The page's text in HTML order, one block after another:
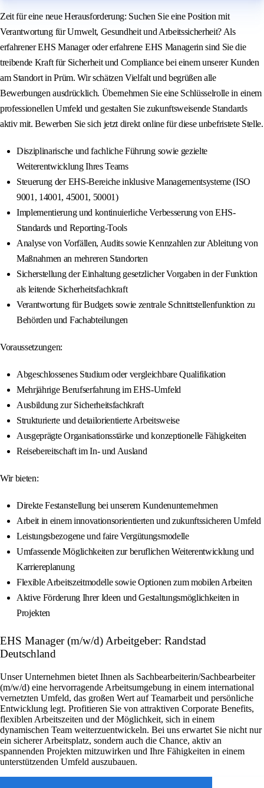
Zeit für eine neue Herausforderung: Suchen Sie eine Position mit
Verantwortung für Umwelt, Gesundheit und Arbeitssicherheit? Als
erfahrener EHS Manager oder erfahrene EHS Managerin sind Sie die
treibende Kraft für Sicherheit und Compliance bei einem unserer Kunden
am Standort in Prüm. Wir schätzen Vielfalt und begrüßen alle
Bewerbungen ausdrücklich. Übernehmen Sie eine Schlüsselrolle in einem
professionellen Umfeld und gestalten Sie zukunftsweisende Standards
aktiv mit. Bewerben Sie sich jetzt direkt online für diese unbefristete Stelle.
Disziplinarische und fachliche Führung sowie gezielte
Weiterentwicklung Ihres Teams
Steuerung der EHS-Bereiche inklusive Managementsysteme (ISO
9001, 14001, 45001, 50001)
Implementierung und kontinuierliche Verbesserung von EHS-
Standards und Reporting-Tools
Analyse von Vorfällen, Audits sowie Kennzahlen zur Ableitung von
Maßnahmen an mehreren Standorten
Sicherstellung der Einhaltung gesetzlicher Vorgaben in der Funktion
als leitende Sicherheitsfachkraft
Verantwortung für Budgets sowie zentrale Schnittstellenfunktion zu
Behörden und Fachabteilungen
Voraussetzungen:
Abgeschlossenes Studium oder vergleichbare Qualifikation
Mehrjährige Berufserfahrung im EHS-Umfeld
Ausbildung zur Sicherheitsfachkraft
Strukturierte und detailorientierte Arbeitsweise
Ausgeprägte Organisationsstärke und konzeptionelle Fähigkeiten
Reisebereitschaft im In- und Ausland
Wir bieten:
Direkte Festanstellung bei unserem Kundenunternehmen
Arbeit in einem innovationsorientierten und zukunftssicheren Umfeld
Leistungsbezogene und faire Vergütungsmodelle
Umfassende Möglichkeiten zur beruflichen Weiterentwicklung und
Karriereplanung
Flexible Arbeitszeitmodelle sowie Optionen zum mobilen Arbeiten
Aktive Förderung Ihrer Ideen und Gestaltungsmöglichkeiten in
Projekten
EHS Manager (m/w/d) Arbeitgeber: Randstad
Deutschland
Unser Unternehmen bietet Ihnen als Sachbearbeiterin/Sachbearbeiter
(m/w/d) eine hervorragende Arbeitsumgebung in einem international
vernetzten Umfeld, das großen Wert auf Teamarbeit und persönliche
Entwicklung legt. Profitieren Sie von attraktiven Corporate Benefits,
flexiblen Arbeitszeiten und der Möglichkeit, sich in einem
dynamischen Team weiterzuentwickeln. Bei uns erwartet Sie nicht nur
ein sicherer Arbeitsplatz, sondern auch die Chance, aktiv an
spannenden Projekten mitzuwirken und Ihre Fähigkeiten in einem
unterstützenden Umfeld auszubauen.